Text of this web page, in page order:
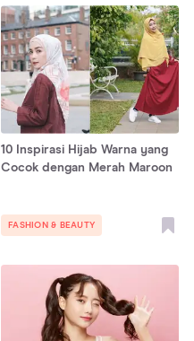
10 Inspirasi Hijab Warna yang
Cocok dengan Merah Maroon
FASHION & BEAUTY